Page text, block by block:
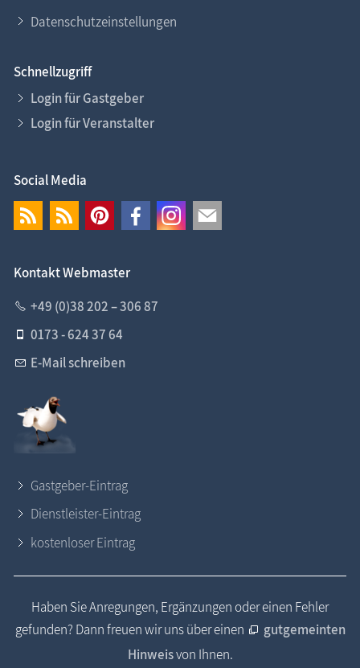
Datenschutzeinstellungen
Schnellzugriff
Login für Gastgeber
Login für Veranstalter
Social Media
Kontakt Webmaster
+49 (0)38 202 – 306 87
0173 - 624 37 64
E-Mail schreiben
Gastgeber-Eintrag
Dienstleister-Eintrag
kostenloser Eintrag
Haben Sie Anregungen, Ergänzungen oder einen Fehler
gefunden? Dann freuen wir uns über einen
gutgemeinten
Hinweisvon Ihnen.